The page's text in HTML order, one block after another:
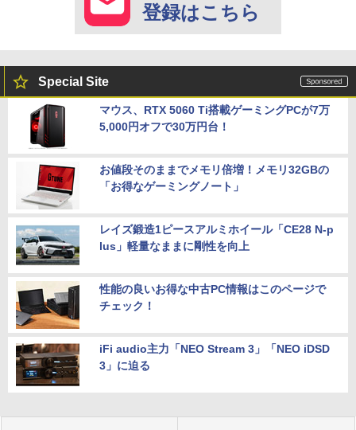
登録はこちら
Special Site
マウス、RTX 5060 Ti搭載ゲーミングPCが7万
5,000円オフで30万円台！
お値段そのままでメモリ倍増！メモリ32GBの
「お得なゲーミングノート」
レイズ鍛造1ピースアルミホイール「CE28 N-p
lus」軽量なままに剛性を向上
性能の良いお得な中古PC情報はこのページで
チェック！
iFi audio主力「NEO Stream 3」「NEO iDSD
3」に迫る